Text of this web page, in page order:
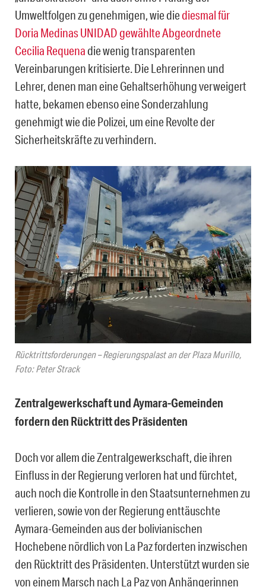
Umweltfolgen zu genehmigen, wie diediesmal für
Doria Medinas UNIDAD gewählte Abgeordnete
Cecilia Requenadie wenig transparenten
Vereinbarungen kritisierte. Die Lehrerinnen und
Lehrer, denen man eine Gehaltserhöhung verweigert
hatte, bekamen ebenso eine Sonderzahlung
genehmigt wie die Polizei, um eine Revolte der
Sicherheitskräfte zu verhindern.
Rücktrittsforderungen – Regierungspalast an der Plaza Murillo,
Foto: Peter Strack
Zentralgewerkschaft und Aymara-Gemeinden
fordern den Rücktritt des Präsidenten
Doch vor allem die Zentralgewerkschaft, die ihren
Einfluss in der Regierung verloren hat und fürchtet,
auch noch die Kontrolle in den Staatsunternehmen zu
verlieren, sowie von der Regierung enttäuschte
Aymara-Gemeinden aus der bolivianischen
Hochebene nördlich von La Paz forderten inzwischen
den Rücktritt des Präsidenten. Unterstützt wurden sie
von einem Marsch nach La Paz von Anhängerinnen